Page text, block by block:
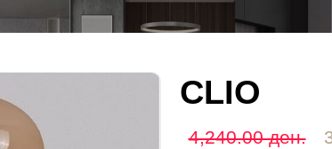
CLIO
4,240.00 ден.